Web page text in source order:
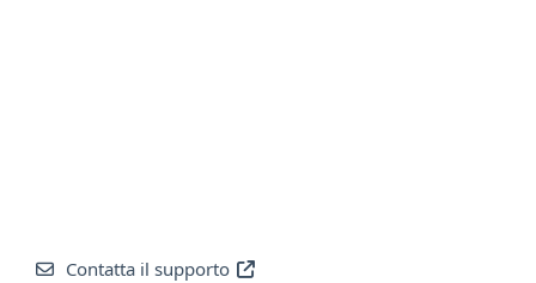
Contatta il supporto